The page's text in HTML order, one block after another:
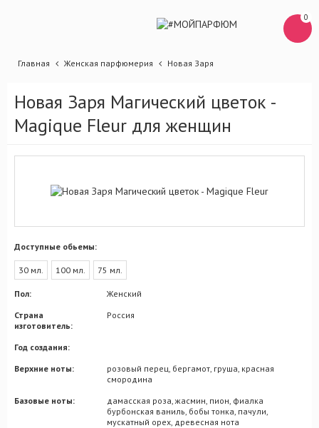
0
Главная Женская парфюмерия Новая Заря
Новая Заря Магический цветок -
Magique Fleur для женщин
Доступные обьемы:
30 мл. 100 мл. 75 мл.
Пол:
Женский
Страна
изготовитель:
Россия
Год создания:
Верхние ноты:
розовый перец, бергамот, груша, красная
смородина
Базовые ноты:
дамасская роза, жасмин, пион, фиалка
бурбонская ваниль, бобы тонка, пачули,
мускатный орех, древесная нота